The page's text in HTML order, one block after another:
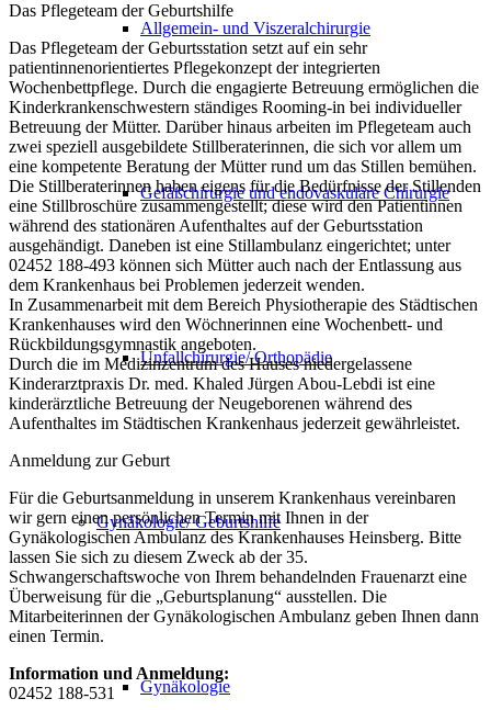
Allgemein- und Viszeralchirurgie
Gefäßchirurgie und endovaskuläre Chirurgie
Unfallchirurgie/ Orthopädie
Gynäkologie/ Geburtshilfe
Gynäkologie
Das Pflegeteam der Geburtshilfe
Das Pflegeteam der Geburtsstation setzt auf ein sehr
patientinnenorientiertes Pflegekonzept der integrierten
Wochenbettpflege. Durch die engagierte Betreuung ermöglichen die
Kinderkrankenschwestern ständiges Rooming-in bei individueller
Betreuung der Mütter. Darüber hinaus arbeiten im Pflegeteam auch
zwei speziell ausgebildete Stillberaterinnen, die sich vor allem um
eine kompetente Beratung der Mütter rund um das Stillen bemühen.
Die Stillberaterinnen haben eigens für die Bedürfnisse der Stillenden
eine Stillbroschüre zusammengestellt; diese wird den Patientinnen
während des stationären Aufenthaltes auf der Geburtsstation
ausgehändigt. Daneben ist eine Stillambulanz eingerichtet; unter
02452 188-493 können sich Mütter auch nach der Entlassung aus
dem Krankenhaus bei Problemen jederzeit wenden.
In Zusammenarbeit mit dem Bereich Physiotherapie des Städtischen
Krankenhauses wird den Wöchnerinnen eine Wochenbett- und
Rückbildungsgymnastik angeboten.
Durch die im Medizinzentrum des Hauses niedergelassene
Kinderarztpraxis Dr. med. Khaled Jürgen Abou-Lebdi ist eine
kinderärztliche Betreuung der Neugeborenen während des
Aufenthaltes im Städtischen Krankenhaus jederzeit gewährleistet.
Anmeldung zur Geburt
Für die Geburtsanmeldung in unserem Krankenhaus vereinbaren
wir gern einen persönlichen Termin mit Ihnen in der
Gynäkologischen Ambulanz des Krankenhauses Heinsberg. Bitte
lassen Sie sich zu diesem Zweck ab der 35.
Schwangerschaftswoche von Ihrem behandelnden Frauenarzt eine
Überweisung für die „Geburtsplanung“ ausstellen. Die
Mitarbeiterinnen der Gynäkologischen Ambulanz geben Ihnen dann
einen Termin.
Information und Anmeldung:
02452 188-531